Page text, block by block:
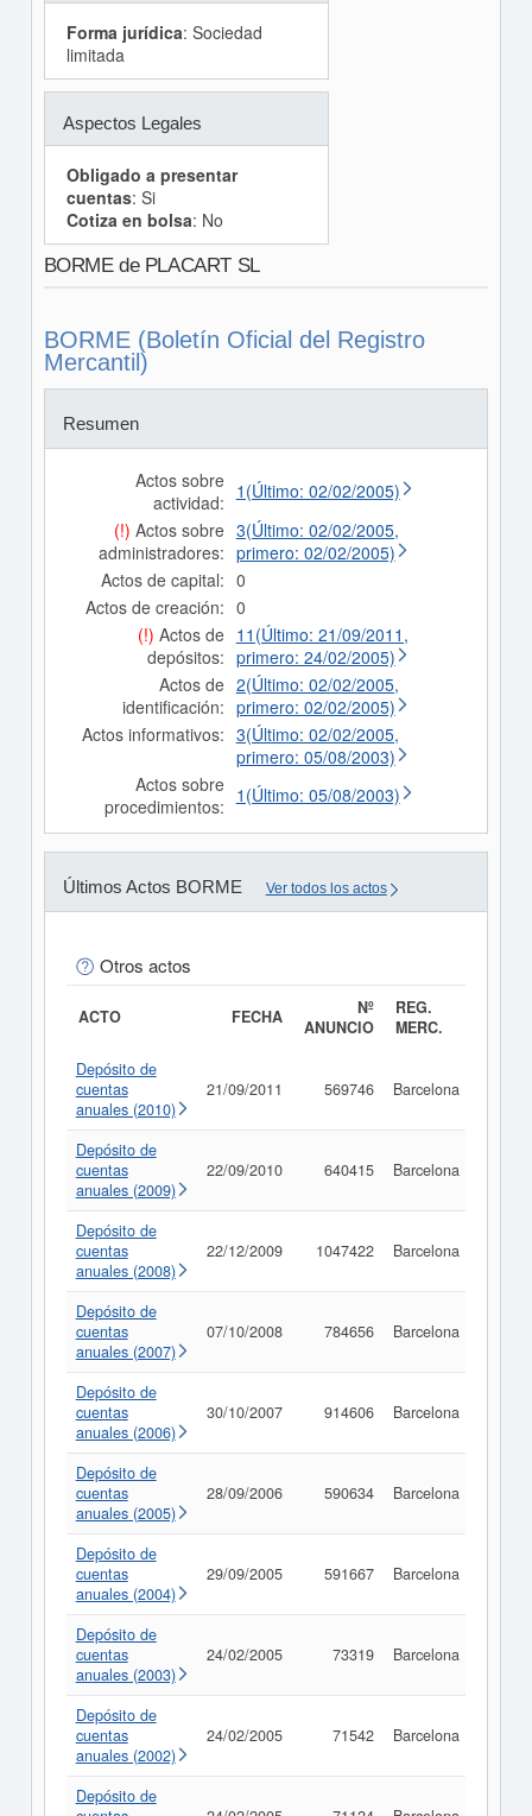
Forma jurídica: Sociedad
limitada
Aspectos Legales
Obligado a presentar
cuentas: Si
Cotiza en bolsa: No
BORME de PLACART SL
BORME (Boletín Oficial del Registro
Mercantil)
Resumen
Actos sobre
actividad: 1(Último: 02/02/2005)
(!) Actos sobre
administradores:
3(Último: 02/02/2005,
primero: 02/02/2005)
Actos de capital: 0
Actos de creación: 0
(!) Actos de
depósitos:
11(Último: 21/09/2011,
primero: 24/02/2005)
Actos de
identificación:
2(Último: 02/02/2005,
primero: 02/02/2005)
Actos informativos: 3(Último: 02/02/2005,
primero: 05/08/2003)
Actos sobre
procedimientos: 1(Último: 05/08/2003)
Últimos Actos BORME Ver todos los actos
Otros actos
ACTO FECHA
Nº
ANUNCIO
REG.
MERC.
Depósito de
cuentas
anuales (2010)
21/09/2011 569746 Barcelona
Depósito de
cuentas
anuales (2009)
22/09/2010 640415 Barcelona
Depósito de
cuentas
anuales (2008)
22/12/2009 1047422 Barcelona
Depósito de
cuentas
anuales (2007)
07/10/2008 784656 Barcelona
Depósito de
cuentas
anuales (2006)
30/10/2007 914606 Barcelona
Depósito de
cuentas
anuales (2005)
28/09/2006 590634 Barcelona
Depósito de
cuentas
anuales (2004)
29/09/2005 591667 Barcelona
Depósito de
cuentas
anuales (2003)
24/02/2005 73319 Barcelona
Depósito de
cuentas
anuales (2002)
24/02/2005 71542 Barcelona
Depósito de